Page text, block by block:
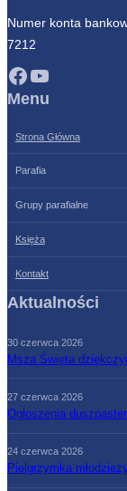
Numer konta
7212
Facebook YouTube
Menu
Strona Główna
Parafia
Grupy parafialne
Księża
Kontakt
Aktualności
30 czerwca 2026
Msza Święta
27 czerwca 2026
Ogłoszenia
24 czerwca 2026
Pielgrzymka